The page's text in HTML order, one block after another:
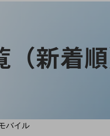
す
バイル
新着順